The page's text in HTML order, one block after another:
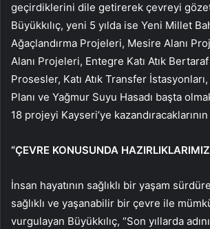
geçirdiklerini dile getirerek çevreyi
Büyükkılıç, yeni 5 yılda ise Yeni Millet
Ağaçlandırma Projeleri, Mesire Alanı
Alanı Projeleri, Entegre Katı Atık
Prosesler, Katı Atık Transfer
Planı ve Yağmur Suyu Hasadı başta
18 projeyi Kayseri’ye
“ÇEVRE KONUSUNDA
İnsan hayatının sağlıklı bir yaşam
sağlıklı ve yaşanabilir bir çevre ile
vurgulayan Büyükkılıç, “Son yıllarda